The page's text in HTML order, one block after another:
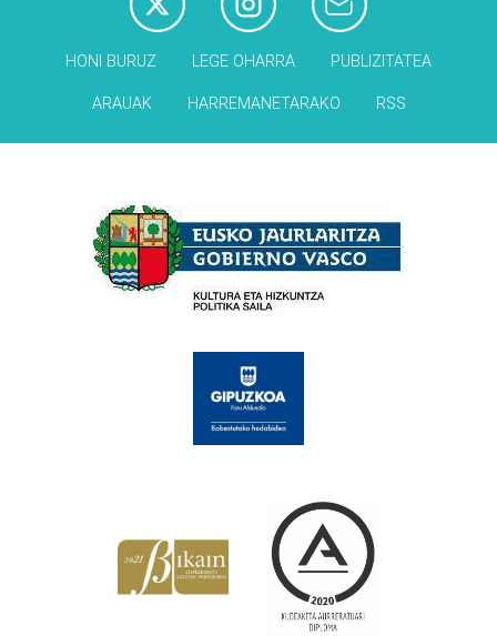
HONI BURUZ LEGE OHARRA PUBLIZITATEA
ARAUAK HARREMANETARAKO RSS